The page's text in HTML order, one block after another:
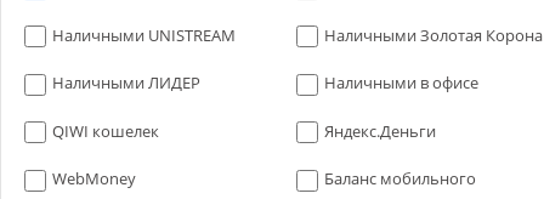
Наличными UNISTREAM Наличными Золотая Корона
Наличными ЛИДЕР Наличными в офисе
QIWI кошелек Яндекс.Деньги
WebMoney Баланс мобильного